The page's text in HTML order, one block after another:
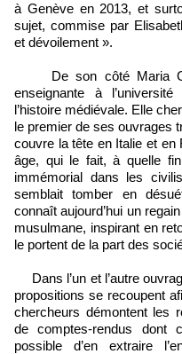
à Genève en 2013, et
sujet, commise par
et dévoilement ».
De son côté Maria
enseignante à
l’histoire médiévale. Elle
le premier de ses ouvrages
couvre la tête en Italie et
âge, qui le fait, à quelle
immémorial dans les
semblait tomber en
connaît aujourd’hui un
musulmane, inspirant en
le portent de la part des
Dans l’un et l’autre
propositions se recoupent
chercheurs démontent les
de comptes-rendus dont
possible d’en extraire